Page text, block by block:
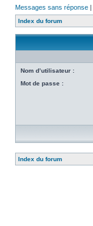
Messages sans réponse |
Index du forum
Nom d’utilisateur :
Mot de passe :
Index du forum